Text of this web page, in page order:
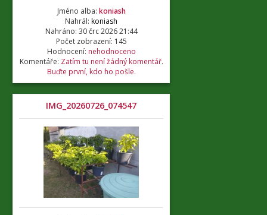
Jméno alba: koniash
Nahrál: koniash
Nahráno: 30 črc 2026 21:44
Počet zobrazení: 145
Hodnocení: nehodnoceno
Komentáře: Zatím tu není žádný komentář.
Buďte první, kdo ho pošle.
IMG_20260726_074547